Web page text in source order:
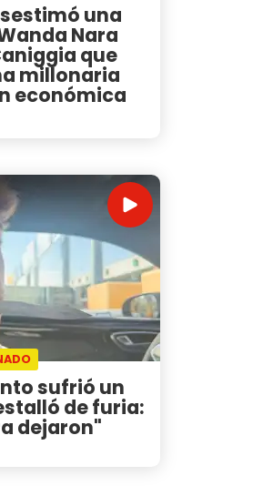
una
Nara
que
millonaria
económica
sufrió un
de furia:
dejaron"